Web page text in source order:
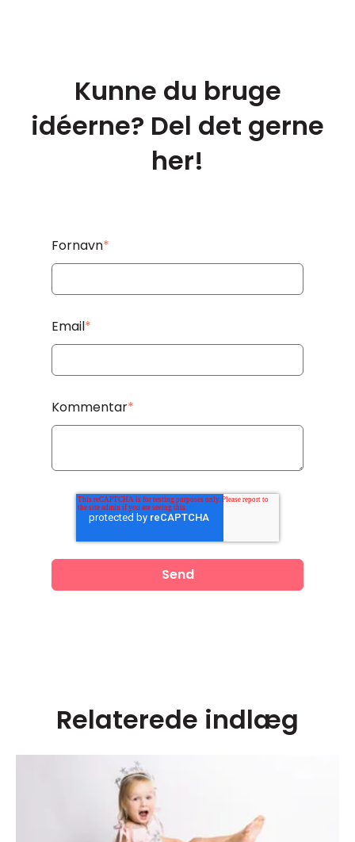
Kunne du bruge
idéerne? Del det gerne
her!
Fornavn*
Email*
Kommentar*
Relaterede indlæg